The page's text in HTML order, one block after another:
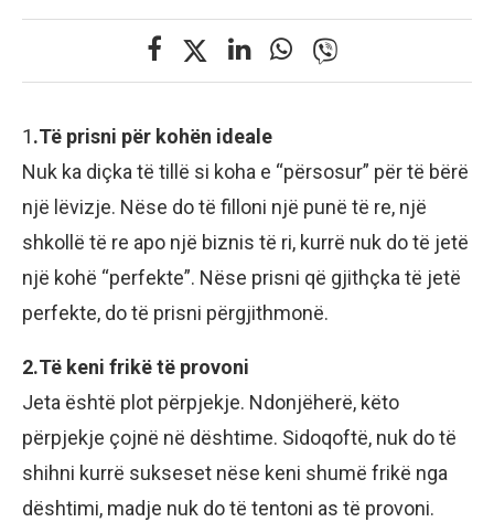
1.Të prisni për kohën ideale
Nuk ka diçka të tillë si koha e “përsosur” për të bërë
një lëvizje. Nëse do të filloni një punë të re, një
shkollë të re apo një biznis të ri, kurrë nuk do të jetë
një kohë “perfekte”. Nëse prisni që gjithçka të jetë
perfekte, do të prisni përgjithmonë.
2.Të keni frikë të provoni
Jeta është plot përpjekje. Ndonjëherë, këto
përpjekje çojnë në dështime. Sidoqoftë, nuk do të
shihni kurrë sukseset nëse keni shumë frikë nga
dështimi, madje nuk do të tentoni as të provoni.